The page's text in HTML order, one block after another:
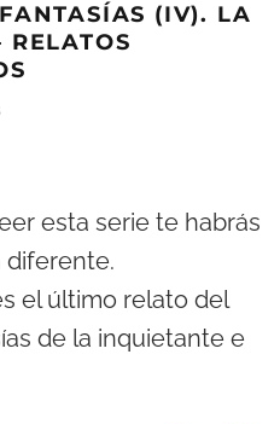
(IV). LA
esta serie te habrás
el último relato del
de la inquietante e